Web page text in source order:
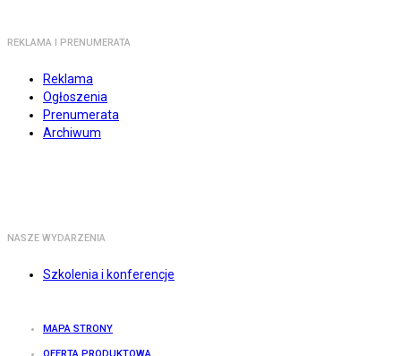
REKLAMA I PRENUMERATA
Reklama
Ogłoszenia
Prenumerata
Archiwum
NASZE WYDARZENIA
Szkolenia i konferencje
MAPA STRONY